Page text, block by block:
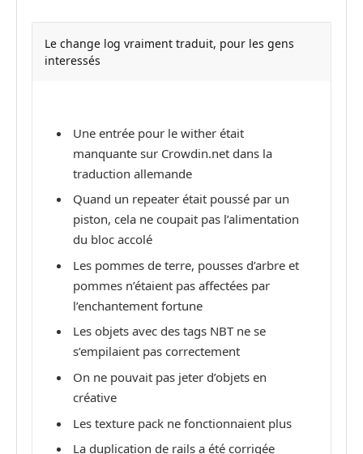
Le change log vraiment traduit, pour les gens
interessés
Une entrée pour le wither était
manquante sur Crowdin.net dans la
traduction allemande
Quand un repeater était poussé par un
piston, cela ne coupait pas l’alimentation
du bloc accolé
Les pommes de terre, pousses d’arbre et
pommes n’étaient pas affectées par
l’enchantement fortune
Les objets avec des tags NBT ne se
s’empilaient pas correctement
On ne pouvait pas jeter d’objets en
créative
Les texture pack ne fonctionnaient plus
La duplication de rails a été corrigée